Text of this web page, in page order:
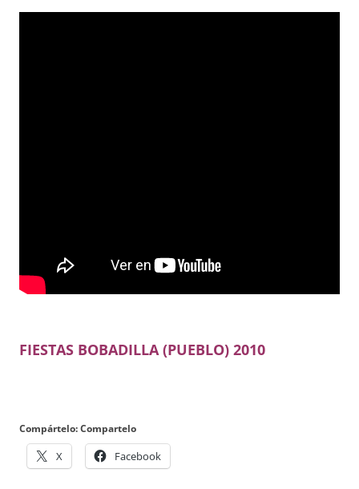
FIESTAS BOBADILLA (PUEBLO) 2010
Compártelo: Compartelo
X Facebook